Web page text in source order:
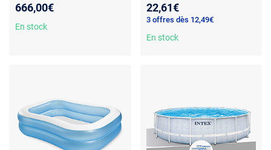
Baltik - Diamètre 549 cm -
Effet gris cérusé - Design
666,00€
En stock
Capacité 57 litres
22,61€
3 offres dès 12,49€
En stock